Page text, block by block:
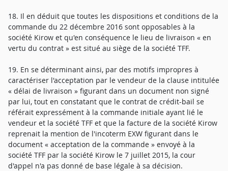
18. Il en déduit que toutes les dispositions et conditions de la
commande du 22 décembre 2016 sont opposables à la
société Kirow et qu'en conséquence le lieu de livraison « en
vertu du contrat » est situé au siège de la société TFF.
19. En se déterminant ainsi, par des motifs impropres à
caractériser l'acceptation par le vendeur de la clause intitulée
« délai de livraison » figurant dans un document non signé
par lui, tout en constatant que le contrat de crédit-bail se
référait expressément à la commande initiale ayant lié le
vendeur et la société TFF et que la facture de la société Kirow
reprenait la mention de l'incoterm EXW figurant dans le
document « acceptation de la commande » envoyé à la
société TFF par la société Kirow le 7 juillet 2015, la cour
d'appel n'a pas donné de base légale à sa décision.